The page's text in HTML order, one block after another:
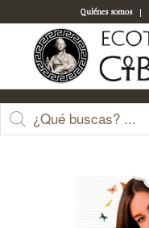
Quiénes somos
Últimas entradas